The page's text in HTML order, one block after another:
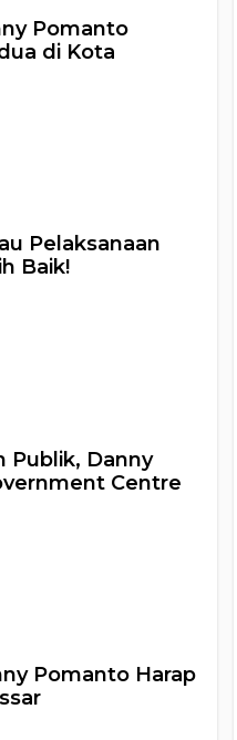
Pomanto
di Kota
Pelaksanaan
Baik!
Publik, Danny
Centre
Pomanto Harap